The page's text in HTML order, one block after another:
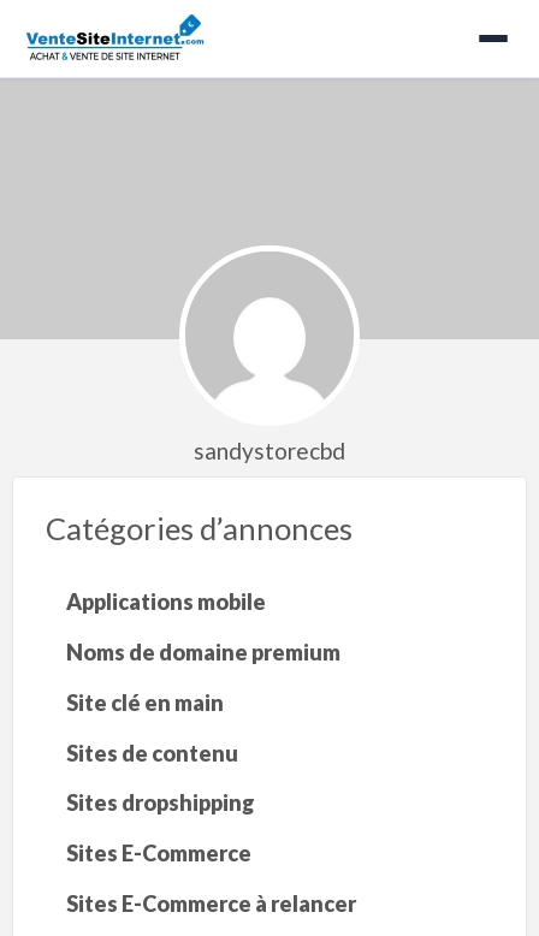
sandystorecbd
Catégories d’annonces
Applications mobile
Noms de domaine premium
Site clé en main
Sites de contenu
Sites dropshipping
Sites E-Commerce
Sites E-Commerce à relancer